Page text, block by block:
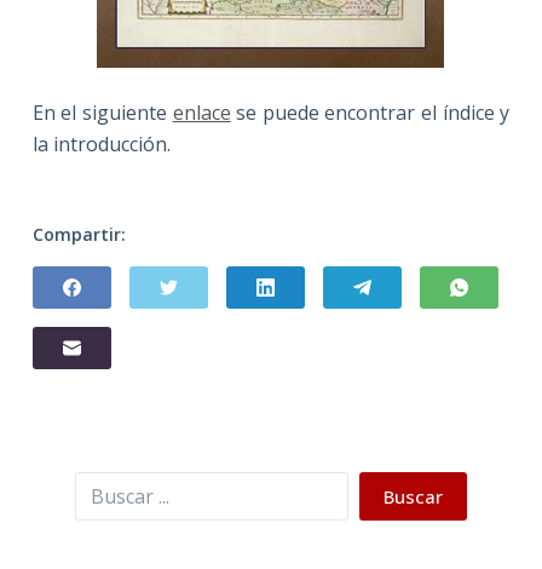
En el siguiente enlace se puede encontrar el índice y
la introducción.
Compartir:
Buscar Buscar